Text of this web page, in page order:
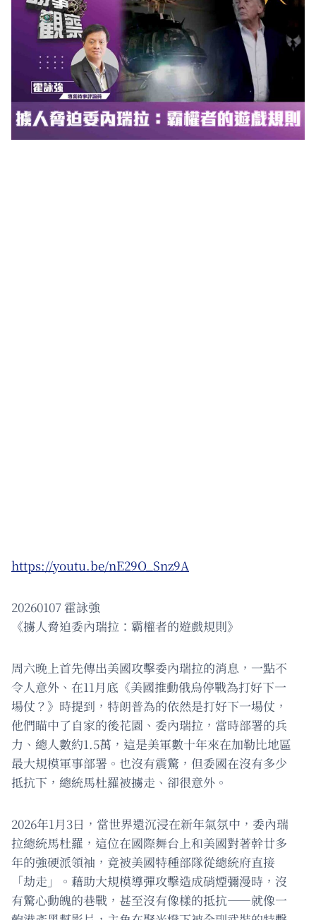
https://youtu.be/nE29O_Snz9A
20260107 霍詠強
《擄人脅迫委內瑞拉：霸權者的遊戲規則》
周六晚上首先傳出美國攻擊委內瑞拉的消息，一點不
令人意外、在11月底《美國推動俄烏停戰為打好下一
場仗？》時提到，特朗普為的依然是打好下一場仗，
他們瞄中了自家的後花園、委內瑞拉，當時部署的兵
力、總人數約1.5萬，這是美軍數十年來在加勒比地區
最大規模軍事部署。也沒有震驚，但委國在沒有多少
抵抗下，總統馬杜羅被擄走、卻很意外。
2026年1月3日，當世界還沉浸在新年氣氛中，委內瑞
拉總統馬杜羅，這位在國際舞台上和美國對著幹廿多
年的強硬派領袖，竟被美國特種部隊從總統府直接
「劫走」。藉助大規模導彈攻擊造成硝煙彌漫時，沒
有驚心動魄的巷戰，甚至沒有像樣的抵抗——就像一